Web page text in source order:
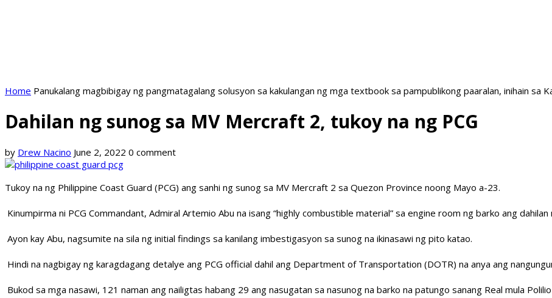
Home Panukalang magbibigay ng pangmatagalang solusyon sa kakulangan ng mga textbook sa pampublikong paaralan, inihain sa
Dahilan ng sunog sa MV Mercraft 2, tukoy na ng PCG
by Drew Nacino June 2, 2022 0 comment
Tukoy na ng Philippine Coast Guard (PCG) ang sanhi ng sunog sa MV Mercraft 2 sa Quezon Province noong Mayo a-23.
Kinumpirma ni PCG Commandant, Admiral Artemio Abu na isang “highly combustible material” sa engine room ng barko ang
Ayon kay Abu, nagsumite na sila ng initial findings sa kanilang imbestigasyon sa sunog na ikinasawi ng pito katao.
Hindi na nagbigay ng karagdagang detalye ang PCG official dahil ang Department of Transportation (DOTR) na anya ang
Bukod sa mga nasawi, 121 naman ang nailigtas habang 29 ang nasugatan sa nasunog na barko na patungo sanang Real mula